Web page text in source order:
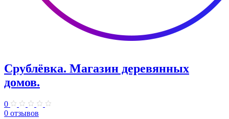
Срублёвка. Магазин деревянных
домов.
0
0 отзывов